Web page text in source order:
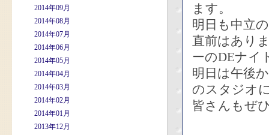
2014年09月
2014年08月
2014年07月
2014年06月
2014年05月
2014年04月
2014年03月
2014年02月
2014年01月
2013年12月
ます。
明日も中立
直前はあり
ーのDEナイ
明日は午後
のスタジオ
皆さんもぜ